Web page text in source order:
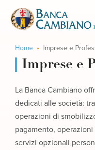
Home Imprese e
Imprese e
La Banca Cambiano
dedicati alle società:
operazioni di
pagamento,
servizi opzionali